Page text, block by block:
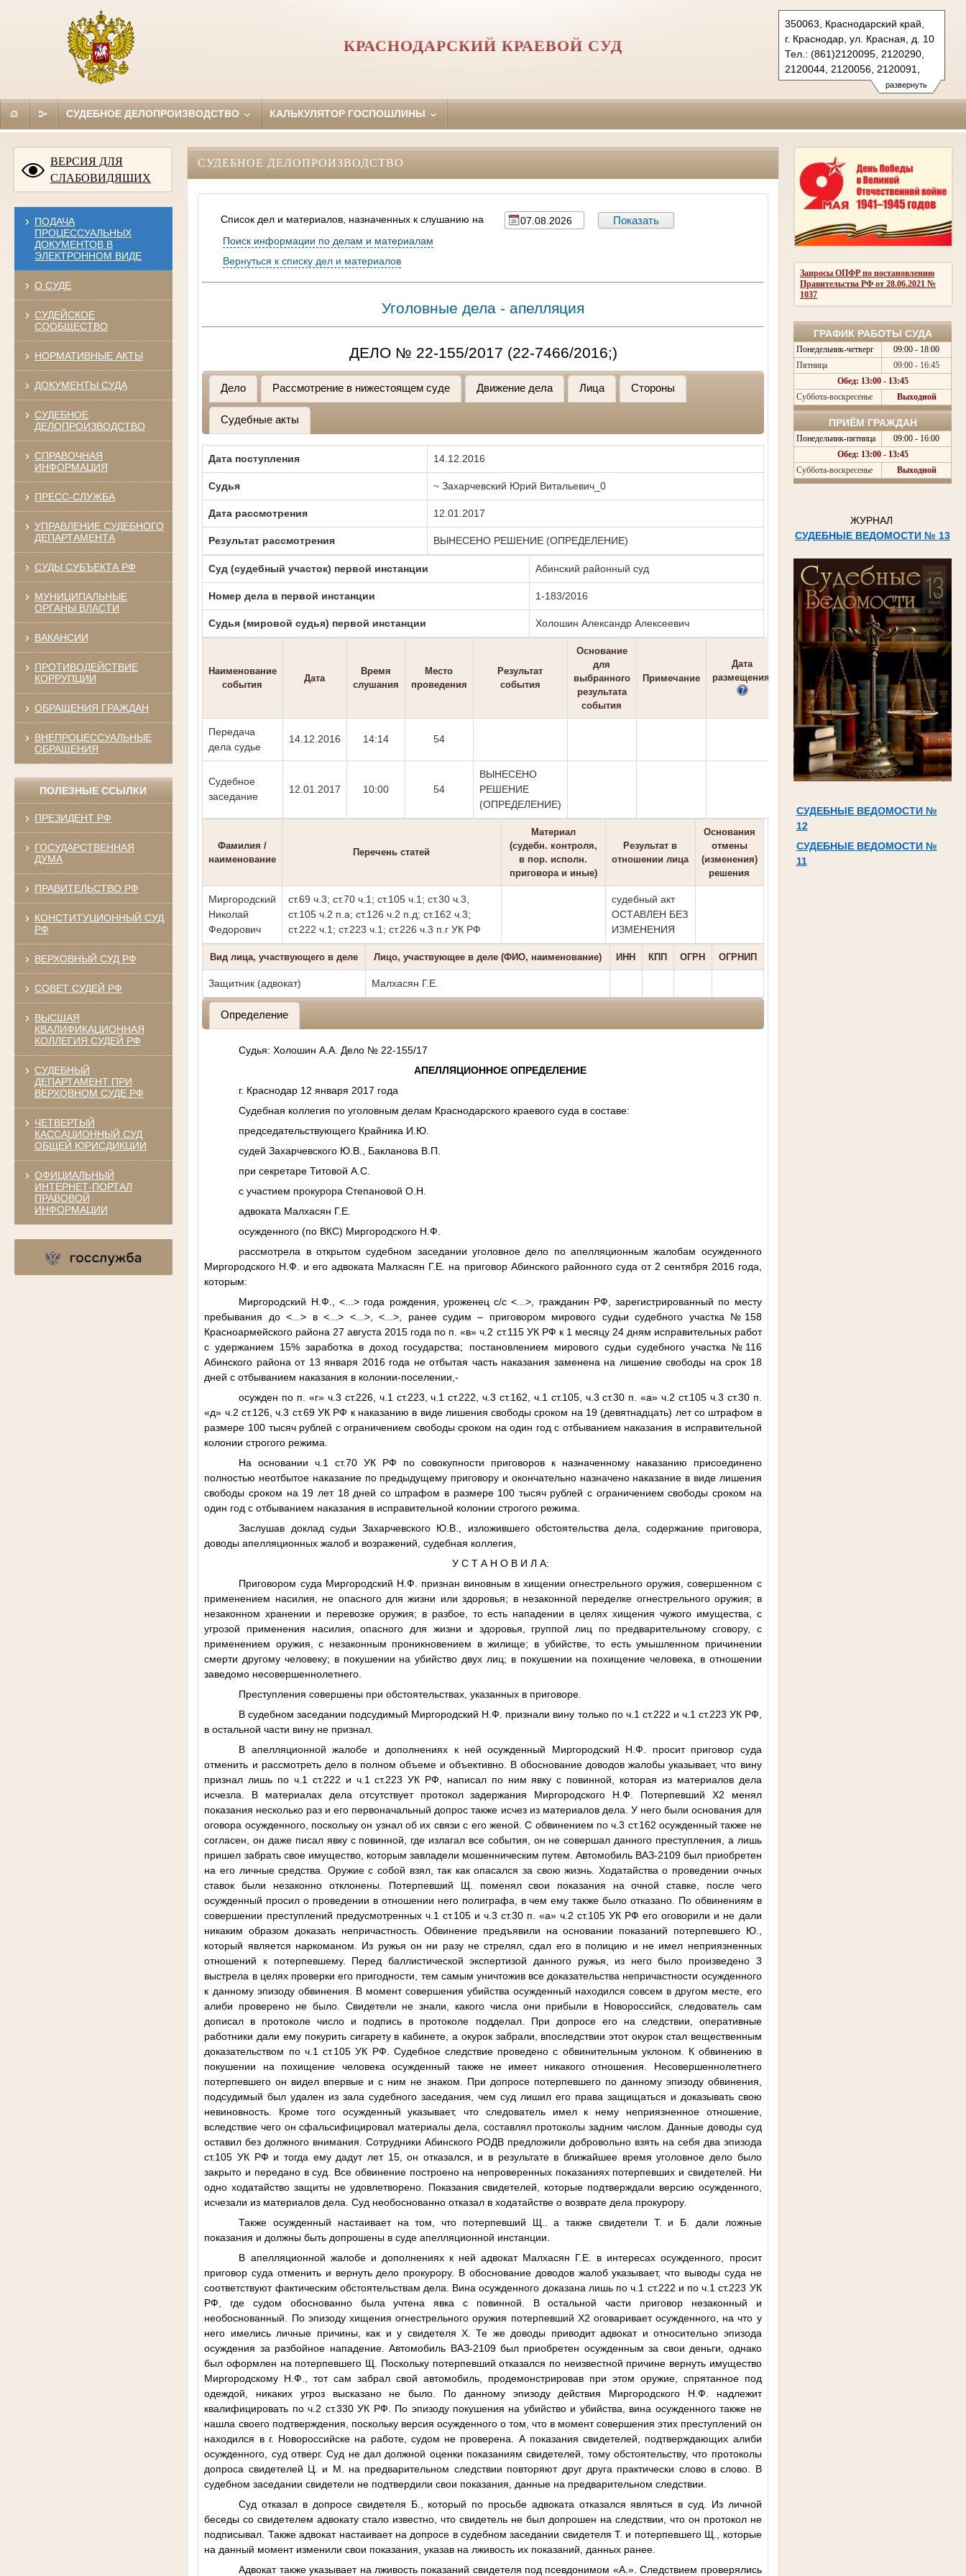
развернуть
350063, Краснодарский край,
г. Краснодар, ул. Красная, д. 10
Тел.: (861)2120095, 2120290,
2120044, 2120056, 2120091,
2683150(ф.)
kubansud@sudrf.ru
КРАСНОДАРСКИЙ КРАЕВОЙ СУД
СУДЕБНОЕ ДЕЛОПРОИЗВОДСТВО КАЛЬКУЛЯТОР ГОСПОШЛИНЫ
ВЕРСИЯ ДЛЯ
СЛАБОВИДЯЩИХ
ПОДАЧА
ПРОЦЕССУАЛЬНЫХ
ДОКУМЕНТОВ В
ЭЛЕКТРОННОМ ВИДЕ
О СУДЕ
СУДЕЙСКОЕ
СООБЩЕСТВО
НОРМАТИВНЫЕ АКТЫ
ДОКУМЕНТЫ СУДА
СУДЕБНОЕ
ДЕЛОПРОИЗВОДСТВО
СПРАВОЧНАЯ
ИНФОРМАЦИЯ
ПРЕСС-СЛУЖБА
УПРАВЛЕНИЕ СУДЕБНОГО
ДЕПАРТАМЕНТА
СУДЫ СУБЪЕКТА РФ
МУНИЦИПАЛЬНЫЕ
ОРГАНЫ ВЛАСТИ
ВАКАНСИИ
ПРОТИВОДЕЙСТВИЕ
КОРРУПЦИИ
ОБРАЩЕНИЯ ГРАЖДАН
ВНЕПРОЦЕССУАЛЬНЫЕ
ОБРАЩЕНИЯ
ПОЛЕЗНЫЕ ССЫЛКИ
ПРЕЗИДЕНТ РФ
ГОСУДАРСТВЕННАЯ
ДУМА
ПРАВИТЕЛЬСТВО РФ
КОНСТИТУЦИОННЫЙ СУД
РФ
ВЕРХОВНЫЙ СУД РФ
СОВЕТ СУДЕЙ РФ
ВЫСШАЯ
КВАЛИФИКАЦИОННАЯ
КОЛЛЕГИЯ СУДЕЙ РФ
СУДЕБНЫЙ
ДЕПАРТАМЕНТ ПРИ
ВЕРХОВНОМ СУДЕ РФ
ЧЕТВЕРТЫЙ
КАССАЦИОННЫЙ СУД
ОБЩЕЙ ЮРИСДИКЦИИ
ОФИЦИАЛЬНЫЙ
ИНТЕРНЕТ-ПОРТАЛ
ПРАВОВОЙ
ИНФОРМАЦИИ
Запросы ОПФР по постановлению
Правительства РФ от 28.06.2021 №
1037
ГРАФИК РАБОТЫ СУДА
Понедельник-четверг
09:00 - 18:00
Пятница
09:00 - 16:45
Обед: 13:00 - 13:45
Суббота-воскресенье
Выходной
ПРИЁМ ГРАЖДАН
Понедельник-пятница
09:00 - 16:00
Обед: 13:00 - 13:45
Суббота-воскресенье
Выходной
ЖУРНАЛ
СУДЕБНЫЕ ВЕДОМОСТИ № 13
СУДЕБНЫЕ ВЕДОМОСТИ №
12
СУДЕБНЫЕ ВЕДОМОСТИ №
11
СУДЕБНОЕ ДЕЛОПРОИЗВОДСТВО
Список дел и материалов, назначенных к слушанию на
Поиск информации по делам и материалам
Вернуться к списку дел и материалов
Уголовные дела - апелляция
ДЕЛО № 22-155/2017 (22-7466/2016;)
Дело Рассмотрение в нижестоящем суде Движение дела Лица Стороны
Судебные акты
Дата поступления 14.12.2016
Судья ~ Захарчевский Юрий Витальевич_0
Дата рассмотрения 12.01.2017
Результат рассмотрения ВЫНЕСЕНО РЕШЕНИЕ (ОПРЕДЕЛЕНИЕ)
Суд (судебный участок) первой инстанции Абинский районный суд
Номер дела в первой инстанции 1-183/2016
Судья (мировой судья) первой инстанции Холошин Александр Алексеевич
Наименование
события
Дата
Время
слушания
Место
проведения
Результат
события
Основание
для
выбранного
результата
события
Примечание
Дата
размещения
Передача
дела судье
14.12.2016 14:14 54
Судебное
заседание
12.01.2017 10:00 54
ВЫНЕСЕНО
РЕШЕНИЕ
(ОПРЕДЕЛЕНИЕ)
Фамилия /
наименование
Перечень статей
Материал
(судебн. контроля,
в пор. исполн.
приговора и иные)
Результат в
отношении лица
Основания
отмены
(изменения)
решения
Миргородский
Николай
Федорович
ст.69 ч.3; ст.70 ч.1; ст.105 ч.1; ст.30 ч.3,
ст.105 ч.2 п.а; ст.126 ч.2 п.д; ст.162 ч.3;
ст.222 ч.1; ст.223 ч.1; ст.226 ч.3 п.г УК РФ
судебный акт
ОСТАВЛЕН БЕЗ
ИЗМЕНЕНИЯ
Вид лица, участвующего в деле Лицо, участвующее в деле (ФИО, наименование) ИНН КПП ОГРН ОГРНИП
Защитник (адвокат) Малхасян Г.Е.
Определение
Судья: Холошин А.А. Дело № 22-155/17
АПЕЛЛЯЦИОННОЕ ОПРЕДЕЛЕНИЕ
г. Краснодар 12 января 2017 года
Судебная коллегия по уголовным делам Краснодарского краевого суда в составе:
председательствующего Крайника И.Ю.
судей Захарчевского Ю.В., Бакланова В.П.
при секретаре Титовой А.С.
с участием прокурора Степановой О.Н.
адвоката Малхасян Г.Е.
осужденного (по ВКС) Миргородского Н.Ф.
рассмотрела в открытом судебном заседании уголовное дело по апелляционным жалобам осужденного
Миргородского Н.Ф. и его адвоката Малхасян Г.Е. на приговор Абинского районного суда от 2 сентября 2016 года,
которым:
Миргородский Н.Ф. ,<...> года рождения, уроженец с/с<...> , гражданин РФ, зарегистрированный по месту
пребывания до<...> в<...> <...>,<...> , ранее судим – приговором мирового судьи судебного участка №158
Красноармейского района 27 августа 2015 года по п. «в» ч.2 ст.115 УК РФ к 1 месяцу 24 дням исправительных работ
с удержанием 15% заработка в доход государства; постановлением мирового судьи судебного участка №116
Абинского района от 13 января 2016 года не отбытая часть наказания заменена на лишение свободы на срок 18
дней с отбыванием наказания в колонии-поселении,-
осужден по п. «г» ч.3 ст.226, ч.1 ст.223, ч.1 ст.222, ч.3 ст.162, ч.1 ст.105, ч.3 ст.30 п. «а» ч.2 ст.105 ч.3 ст.30 п.
«д» ч.2 ст.126, ч.3 ст.69 УК РФ к наказанию в виде лишения свободы сроком на 19 (девятнадцать) лет со штрафом в
размере 100 тысяч рублей с ограничением свободы сроком на один год с отбыванием наказания в исправительной
колонии строгого режима.
На основании ч.1 ст.70 УК РФ по совокупности приговоров к назначенному наказанию присоединено
полностью неотбытое наказание по предыдущему приговору и окончательно назначено наказание в виде лишения
свободы сроком на 19 лет 18 дней со штрафом в размере 100 тысяч рублей с ограничением свободы сроком на
один год с отбыванием наказания в исправительной колонии строгого режима.
Заслушав доклад судьи Захарчевского Ю.В., изложившего обстоятельства дела, содержание приговора,
доводы апелляционных жалоб и возражений, судебная коллегия,
У С Т А Н О В И Л А:
Приговором суда Миргородский Н.Ф. признан виновным в хищении огнестрельного оружия, совершенном с
применением насилия, не опасного для жизни или здоровья; в незаконной переделке огнестрельного оружия; в
незаконном хранении и перевозке оружия; в разбое, то есть нападении в целях хищения чужого имущества, с
угрозой применения насилия, опасного для жизни и здоровья, группой лиц по предварительному сговору, с
применением оружия, с незаконным проникновением в жилище; в убийстве, то есть умышленном причинении
смерти другому человеку; в покушении на убийство двух лиц; в покушении на похищение человека, в отношении
заведомо несовершеннолетнего.
Преступления совершены при обстоятельствах, указанных в приговоре.
В судебном заседании подсудимый Миргородский Н.Ф. признали вину только по ч.1 ст.222 и ч.1 ст.223 УК РФ,
в остальной части вину не признал.
В апелляционной жалобе и дополнениях к ней осужденный Миргородский Н.Ф. просит приговор суда
отменить и рассмотреть дело в полном объеме и объективно. В обоснование доводов жалобы указывает, что вину
признал лишь по ч.1 ст.222 и ч.1 ст.223 УК РФ, написал по ним явку с повинной, которая из материалов дела
исчезла. В материалах дела отсутствует протокол задержания Миргородского Н.Ф. Потерпевший Х2 менял
показания несколько раз и его первоначальный допрос также исчез из материалов дела. У него были основания для
оговора осужденного, поскольку он узнал об их связи с его женой. С обвинением по ч.3 ст.162 осужденный также не
согласен, он даже писал явку с повинной, где излагал все события, он не совершал данного преступления, а лишь
пришел забрать свое имущество, которым завладели мошенническим путем. Автомобиль ВАЗ-2109 был приобретен
на его личные средства. Оружие с собой взял, так как опасался за свою жизнь. Ходатайства о проведении очных
ставок были незаконно отклонены. Потерпевший Щ.
поменял свои показания на очной ставке, после чего
осужденный просил о проведении в отношении него полиграфа, в чем ему также было отказано. По обвинениям в
совершении преступлений предусмотренных ч.1 ст.105 и ч.3 ст.30 п. «а» ч.2 ст.105 УК РФ его оговорили и не дали
никаким образом доказать непричастность. Обвинение предъявили на основании показаний потерпевшего Ю.
который является наркоманом. Из ружья он ни разу не стрелял, сдал его в полицию и не имел неприязненных
отношений к потерпевшему. Перед баллистической экспертизой данного ружья, из него было произведено 3
выстрела в целях проверки его пригодности, тем самым уничтожив все доказательства непричастности осужденного
к данному эпизоду обвинения. В момент совершения убийства осужденный находился совсем в другом месте, его
алиби проверено не было. Свидетели не знали, какого числа они прибыли в Новороссийск, следователь сам
дописал в протоколе число и подпись в протоколе подделал. При допросе его на следствии, оперативные
работники дали ему покурить сигарету в кабинете, а окурок забрали, впоследствии этот окурок стал вещественным
доказательством по ч.1 ст.105 УК РФ. Судебное следствие проведено с обвинительным уклоном. К обвинению в
покушении на похищение человека осужденный также не имеет никакого отношения. Несовершеннолетнего
потерпевшего он видел впервые и с ним не знаком. При допросе потерпевшего по данному эпизоду обвинения,
подсудимый был удален из зала судебного заседания, чем суд лишил его права защищаться и доказывать свою
невиновность. Кроме того осужденный указывает, что следователь имел к нему неприязненное отношение,
вследствие чего он сфальсифицировал материалы дела, составлял протоколы задним числом. Данные доводы суд
оставил без должного внимания. Сотрудники Абинского РОДВ предложили добровольно взять на себя два эпизода
ст.105 УК РФ и тогда ему дадут лет 15, он отказался, и в результате в ближайшее время уголовное дело было
закрыто и передано в суд. Все обвинение построено на непроверенных показаниях потерпевших и свидетелей. Ни
одно ходатайство защиты не удовлетворено. Показания свидетелей, которые подтверждали версию осужденного,
исчезали из материалов дела. Суд необоснованно отказал в ходатайстве о возврате дела прокурору.
Также осужденный настаивает на том, что потерпевший Щ. . а также свидетели Т. и Б.
дали ложные
показания и должны быть допрошены в суде апелляционной инстанции.
В апелляционной жалобе и дополнениях к ней адвокат Малхасян Г.Е. в интересах осужденного, просит
приговор суда отменить и вернуть дело прокурору. В обоснование доводов жалоб указывает, что выводы суда не
соответствуют фактическим обстоятельствам дела. Вина осужденного доказана лишь по ч.1 ст.222 и по ч.1 ст.223 УК
РФ, где судом обоснованно была учтена явка с повинной. В остальной части приговор незаконный и
необоснованный. По эпизоду хищения огнестрельного оружия потерпевший Х2 оговаривает осужденного, на что у
него имелись личные причины, как и у свидетеля Х.
Те же доводы приводит адвокат и относительно эпизода
осуждения за разбойное нападение. Автомобиль ВАЗ-2109 был приобретен осужденным за свои деньги, однако
был оформлен на потерпевшего Щ.
Поскольку потерпевший отказался по неизвестной причине вернуть имущество
Миргородскому Н.Ф., тот сам забрал свой автомобиль, продемонстрировав при этом оружие, спрятанное под
одеждой, никаких угроз высказано не было. По данному эпизоду действия Миргородского Н.Ф. надлежит
квалифицировать по ч.2 ст.330 УК РФ. По эпизоду покушения на убийство и убийства, вина осужденного также не
нашла своего подтверждения, поскольку версия осужденного о том, что в момент совершения этих преступлений он
находился в г. Новороссийске на работе, судом не проверена. А показания свидетелей, подтверждающих алиби
осужденного, суд отверг. Суд не дал должной оценки показаниям свидетелей, тому обстоятельству, что протоколы
допроса свидетелей Ц. и М.
на предварительном следствии повторяют друг друга практически слово в слово. В
судебном заседании свидетели не подтвердили свои показания, данные на предварительном следствии.
Суд отказал в допросе свидетеля Б.
, который по просьбе адвоката отказался являться в суд. Из личной
беседы со свидетелем адвокату стало известно, что свидетель не был допрошен на следствии, что он протокол не
подписывал. Также адвокат настаивает на допросе в судебном заседании свидетеляТ. и потерпевшего Щ.
, которые
на данный момент изменили свои показания, указав на лживость их показаний, данных ранее.
Адвокат также указывает на лживость показаний свидетеля под псевдонимом «А. ». Следствием проверялись